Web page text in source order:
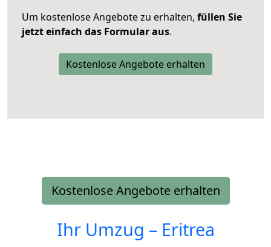
Um kostenlose Angebote zu erhalten, füllen Sie
jetzt einfach das Formular aus.
Kostenlose Angebote erhalten
Kostenlose Angebote erhalten
Ihr Umzug – Eritrea